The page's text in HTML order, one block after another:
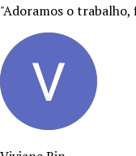
"Adoramos o trabalho,